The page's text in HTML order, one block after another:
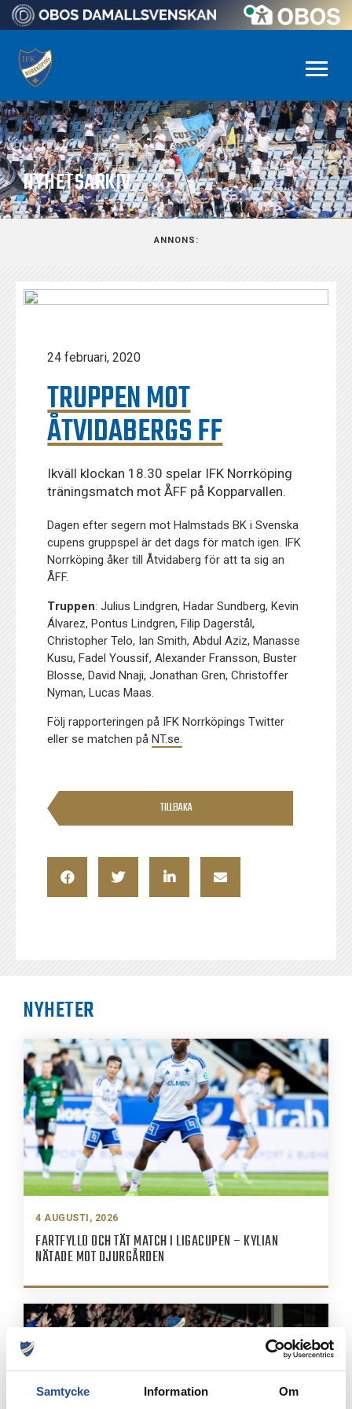
Samtycke Information Om
NYHETSARKIV
ANNONS:
24 februari, 2020
TRUPPEN MOT
ÅTVIDABERGS FF
Ikväll klockan 18.30 spelar IFK Norrköping
träningsmatch mot ÅFF på Kopparvallen.
Dagen efter segern mot Halmstads BK i Svenska
cupens gruppspel är det dags för match igen. IFK
Norrköping åker till Åtvidaberg för att ta sig an
ÅFF.
Truppen: Julius Lindgren, Hadar Sundberg, Kevin
Álvarez, Pontus Lindgren, Filip Dagerstål,
Christopher Telo, Ian Smith, Abdul Aziz, Manasse
Kusu, Fadel Youssif, Alexander Fransson, Buster
Blosse, David Nnaji, Jonathan Gren, Christoffer
Nyman, Lucas Maas.
Följ rapporteringen på IFK Norrköpings Twitter
eller se matchen påNT.se.
TILLBAKA
NYHETER
4 AUGUSTI, 2026
FARTFYLLD OCH TÄT MATCH I LIGACUPEN – KYLIAN
NÄTADE MOT DJURGÅRDEN